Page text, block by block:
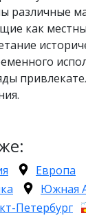
различные
как
Европа
Южная
Петербург